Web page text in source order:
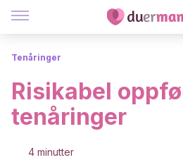
Tenåringer
Risikabel
tenåringer
4 minutter